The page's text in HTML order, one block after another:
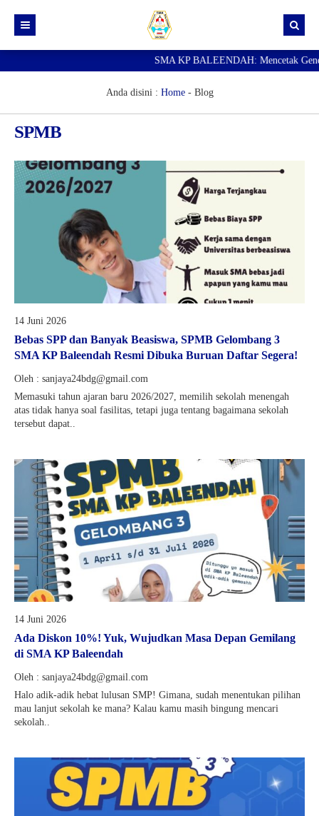
Data Guru
SPMB
SMA KP BALEENDAH: Mencetak
Anda disini : Home- Blog
SPMB
14 Juni 2026
Bebas SPP dan Banyak Beasiswa, SPMB Gelombang 3
SMA KP Baleendah Resmi Dibuka Buruan Daftar Segera!
Oleh : sanjaya24bdg@gmail.com
Memasuki tahun ajaran baru 2026/2027, memilih sekolah menengah
atas tidak hanya soal fasilitas, tetapi juga tentang bagaimana sekolah
tersebut dapat..
14 Juni 2026
Ada Diskon 10%! Yuk, Wujudkan Masa Depan Gemilang
di SMA KP Baleendah
Oleh : sanjaya24bdg@gmail.com
Halo adik-adik hebat lulusan SMP! Gimana, sudah menentukan pilihan
mau lanjut sekolah ke mana? Kalau kamu masih bingung mencari
sekolah..